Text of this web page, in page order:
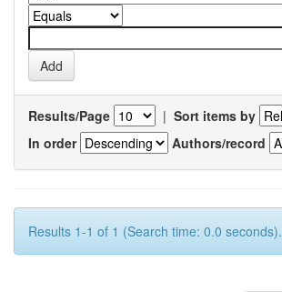
Results/Page | Sort items by
In order
Authors/record
Results 1-1 of 1 (Search time: 0.0 seconds).